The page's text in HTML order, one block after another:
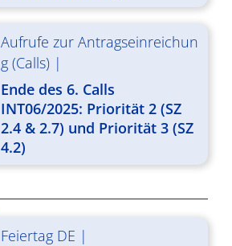
c
h
u
n
d
A
n
e
n
i
g
a
Aufrufe zur Antragseinreichun
g (Calls) |
Ende des 6. Calls
INT06/2025: Priorität 2 (SZ
2.4 & 2.7) und Priorität 3 (SZ
4.2)
Feiertag DE |